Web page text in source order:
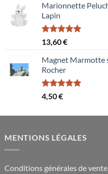
Marionnette
Lapin
Note5.00
sur 5
13,60€
Magnet Marmotte
Rocher
Note5.00
sur 5
4,50€
MENTIONS LÉGALES
Conditions générales de vente